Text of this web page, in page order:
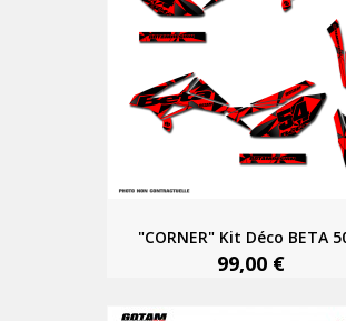
"CORNER" Kit Déco BETA
99,00 €